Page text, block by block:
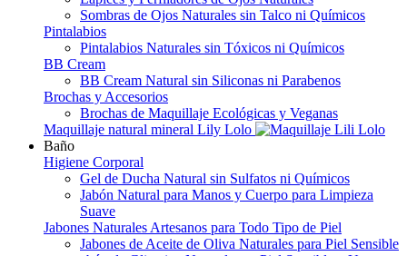
Sombras de Ojos Naturales sin Talco ni Químicos
Pintalabios
Pintalabios Naturales sin Tóxicos ni Químicos
BB Cream
BB Cream Natural sin Siliconas ni Parabenos
Brochas y Accesorios
Brochas de Maquillaje Ecológicas y Veganas
Maquillaje natural mineral Lily Lolo
Baño
Higiene Corporal
Gel de Ducha Natural sin Sulfatos ni Químicos
Jabón Natural para Manos y Cuerpo para Limpieza
Suave
Jabones Naturales Artesanos para Todo Tipo de Piel
Jabones de Aceite de Oliva Naturales para Piel Sensible